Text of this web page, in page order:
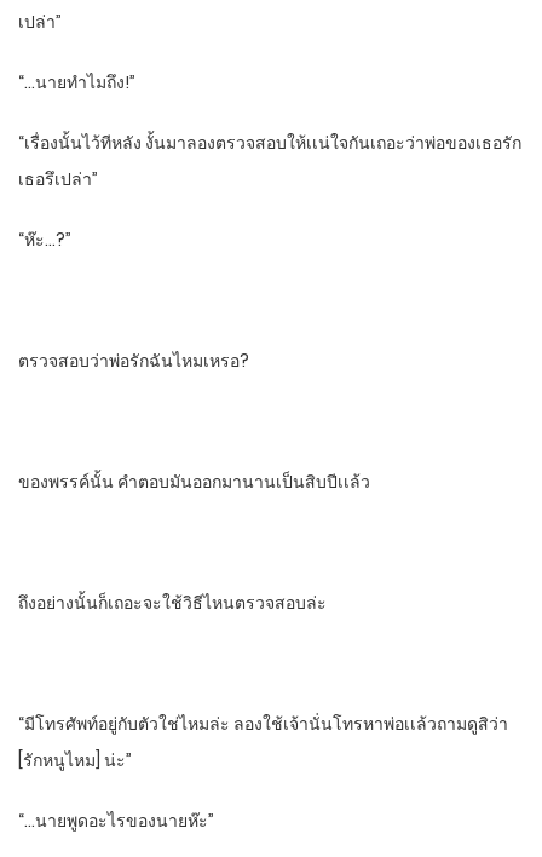
เปล่า”
“…นาย​ทําไมถึง!”
“เรื่องนั้นไว้ทีหลัง​ งั้นมาลองตรวจสอบให้เเน่ใจกันเถอะว่าพ่อของเธอรัก
เธอรึเปล่า”
“ห๊ะ…?”
ตรวจสอบว่าพ่อรักฉันไหมเหรอ?
ของพรรค์นั้น​ คําตอบมันออกมานานเป็นสิบปีเเล้ว​
ถึงอย่างนั้นก็เถอะจะใช้วิธีไหนตรวจสอบล่ะ
“มีโทรศัพท์อยู่กับตัวใช่ไหมล่ะ​ ลองใช้เจ้านั่นโทรหาพ่อเเล้วถามดูสิว่า​
[รัก​หนูไหม]​ น่ะ”
“…นายพูดอะไรของนายห๊ะ”